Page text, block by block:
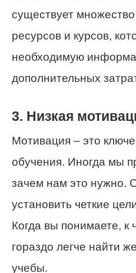
существует
ресурсов и курсов,
необходимую
дополнительных
3. Низкая
Мотивация – это
обучения. Иногда мы
зачем нам это нужно.
установить четкие
Когда вы понимаете, к
гораздо легче найти
учебы.